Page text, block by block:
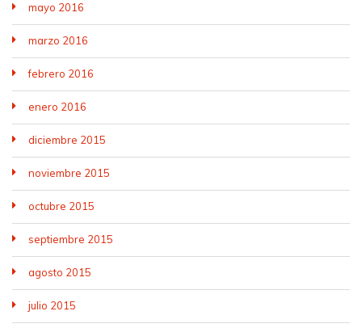
mayo 2016
marzo 2016
febrero 2016
enero 2016
diciembre 2015
noviembre 2015
octubre 2015
septiembre 2015
agosto 2015
julio 2015